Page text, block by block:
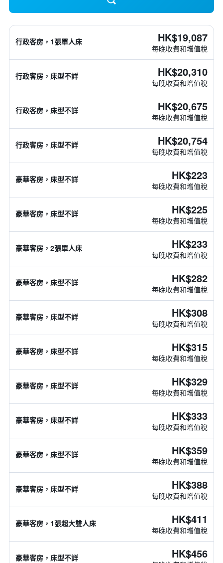
行政客房，1張單人床 HK$19,087
每晚收費和增值稅
行政客房，床型不詳 HK$20,310
每晚收費和增值稅
行政客房，床型不詳 HK$20,675
每晚收費和增值稅
行政客房，床型不詳 HK$20,754
每晚收費和增值稅
豪華客房，床型不詳 HK$223
每晚收費和增值稅
豪華客房，床型不詳 HK$225
每晚收費和增值稅
豪華客房，2張單人床 HK$233
每晚收費和增值稅
豪華客房，床型不詳 HK$282
每晚收費和增值稅
豪華客房，床型不詳 HK$308
每晚收費和增值稅
豪華客房，床型不詳 HK$315
每晚收費和增值稅
豪華客房，床型不詳 HK$329
每晚收費和增值稅
豪華客房，床型不詳 HK$333
每晚收費和增值稅
豪華客房，床型不詳 HK$359
每晚收費和增值稅
豪華客房，床型不詳 HK$388
每晚收費和增值稅
豪華客房，1張超大雙人床 HK$411
每晚收費和增值稅
豪華客房，床型不詳 HK$456